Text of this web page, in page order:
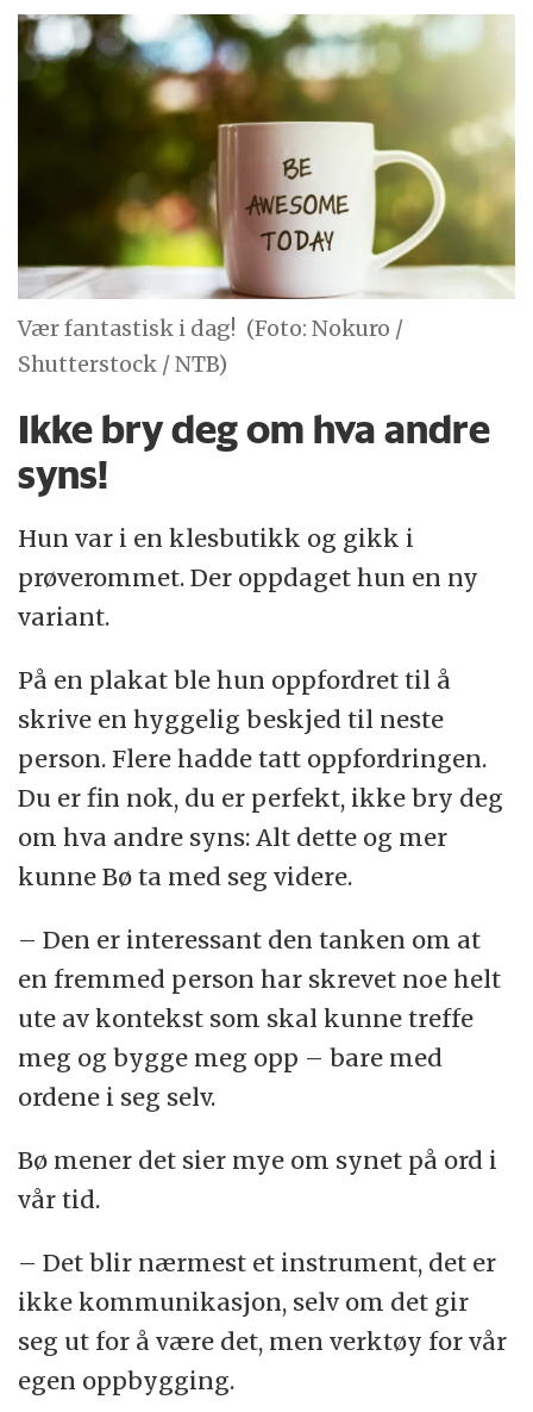
Vær fantastisk i dag! (Foto: Nokuro /
Shutterstock / NTB)
Ikke bry deg om hva andre
syns!
Hun var i en klesbutikk og gikk i
prøverommet. Der oppdaget hun en ny
variant.
På en plakat ble hun oppfordret til å
skrive en hyggelig beskjed til neste
person. Flere hadde tatt oppfordringen.
Du er fin nok, du er perfekt, ikke bry deg
om hva andre syns: Alt dette og mer
kunne Bø ta med seg videre.
– Den er interessant den tanken om at
en fremmed person har skrevet noe helt
ute av kontekst som skal kunne treffe
meg og bygge meg opp – bare med
ordene i seg selv.
Bø mener det sier mye om synet på ord i
vår tid.
– Det blir nærmest et instrument, det er
ikke kommunikasjon, selv om det gir
seg ut for å være det, men verktøy for vår
egen oppbygging.